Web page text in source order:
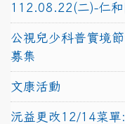
112.08.22(二)-仁
公視兒少科普實境
募集
文康活動
沅益更改12/14菜單